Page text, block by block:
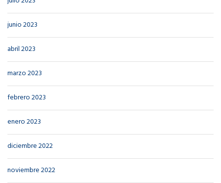
junio 2023
abril 2023
marzo 2023
febrero 2023
enero 2023
diciembre 2022
noviembre 2022